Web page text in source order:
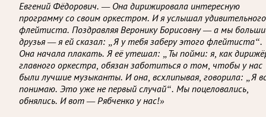
Евгений Фёдорович. — Она дирижировала интересную
программу со своим оркестром. И я услышал удивительного
флейтиста. Поздравляя Веронику Борисовну — а мы
друзья — я ей сказал: „Я у тебя заберу этого флейтиста“.
Она начала плакать. Я её утешал: „Ты пойми: я, как
главного оркестра, обязан заботиться о том, чтобы у нас
были лучшие музыканты. И она, всхлипывая, говорила: „Я
понимаю. Это уже не первый случай“. Мы поцеловались,
обнялись. И вот — Рябченко у нас!»